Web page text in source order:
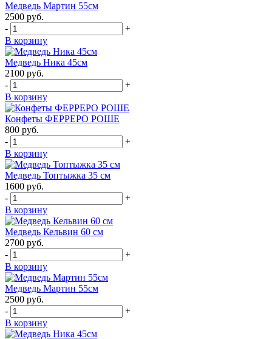
Медведь Мартин 55см
2500 руб.
-
+
В корзину
Медведь Ника 45см
2100 руб.
-
+
В корзину
Конфеты ФЕРРЕРО РОШЕ
800 руб.
-
+
В корзину
Медведь Топтыжка 35 см
1600 руб.
-
+
В корзину
Медведь Кельвин 60 см
2700 руб.
-
+
В корзину
Медведь Мартин 55см
2500 руб.
-
+
В корзину